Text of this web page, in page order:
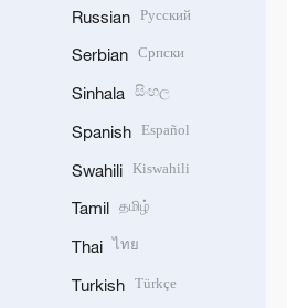
Russian Русский
Serbian Српски
Sinhala සිංහල
Spanish Español
Swahili Kiswahili
Tamil தமிழ்
Thai ไทย
Turkish Türkçe